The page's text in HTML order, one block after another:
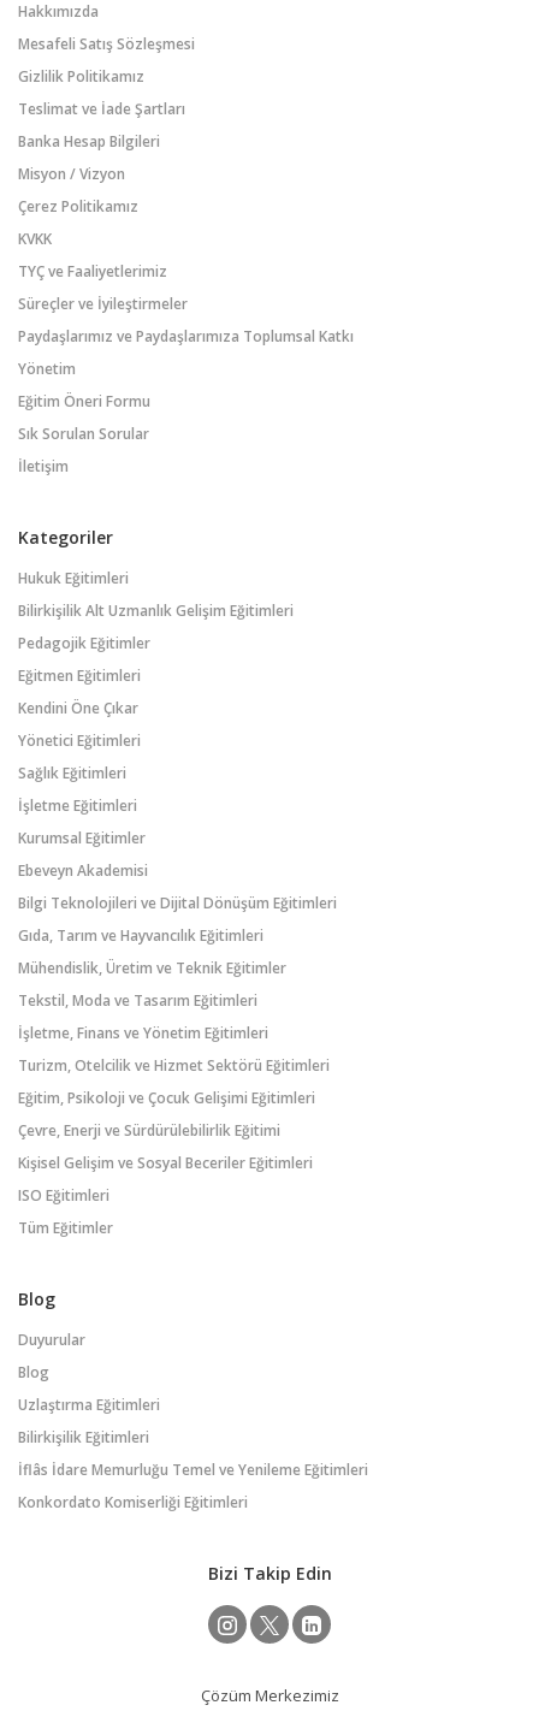
Hakkımızda
Mesafeli Satış Sözleşmesi
Gizlilik Politikamız
Teslimat ve İade Şartları
Banka Hesap Bilgileri
Misyon / Vizyon
Çerez Politikamız
KVKK
TYÇ ve Faaliyetlerimiz
Süreçler ve İyileştirmeler
Paydaşlarımız ve Paydaşlarımıza Toplumsal Katkı
Yönetim
Eğitim Öneri Formu
Sık Sorulan Sorular
İletişim
Kategoriler
Hukuk Eğitimleri
Bilirkişilik Alt Uzmanlık Gelişim Eğitimleri
Pedagojik Eğitimler
Eğitmen Eğitimleri
Kendini Öne Çıkar
Yönetici Eğitimleri
Sağlık Eğitimleri
İşletme Eğitimleri
Kurumsal Eğitimler
Ebeveyn Akademisi
Bilgi Teknolojileri ve Dijital Dönüşüm Eğitimleri
Gıda, Tarım ve Hayvancılık Eğitimleri
Mühendislik, Üretim ve Teknik Eğitimler
Tekstil, Moda ve Tasarım Eğitimleri
İşletme, Finans ve Yönetim Eğitimleri
Turizm, Otelcilik ve Hizmet Sektörü Eğitimleri
Eğitim, Psikoloji ve Çocuk Gelişimi Eğitimleri
Çevre, Enerji ve Sürdürülebilirlik Eğitimi
Kişisel Gelişim ve Sosyal Beceriler Eğitimleri
ISO Eğitimleri
Tüm Eğitimler
Blog
Duyurular
Blog
Uzlaştırma Eğitimleri
Bilirkişilik Eğitimleri
İflâs İdare Memurluğu Temel ve Yenileme Eğitimleri
Konkordato Komiserliği Eğitimleri
Bizi Takip Edin
Çözüm Merkezimiz